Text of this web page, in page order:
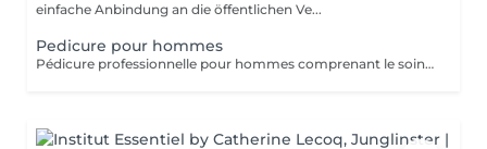
einfache Anbindung an die öffentlichen Ve...
Pedicure pour hommes
Pédicure professionnelle pour hommes comprenant le soin des ongles, le traitement des cuticules, l'élimination des callosités et l'hydratation des pieds. Idéal pour des pieds propres, soignés et confortables.